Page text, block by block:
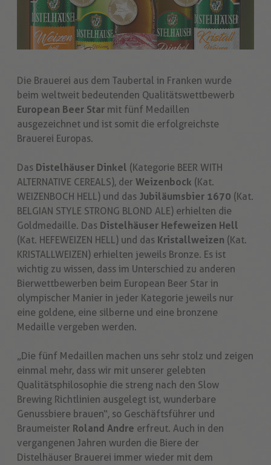
Die Brauerei aus dem Taubertal in Franken wurde
beim weltweit bedeutenden Qualitätswettbewerb
European Beer Star mit fünf Medaillen
ausgezeichnet und ist somit die erfolgreichste
Brauerei Europas.
Das Distelhäuser Dinkel (Kategorie BEER WITH
ALTERNATIVE CEREALS), der Weizenbock (Kat.
WEIZENBOCH HELL) und das Jubiläumsbier 1670 (Kat.
BELGIAN STYLE STRONG BLOND ALE) erhielten die
Goldmedaille. Das Distelhäuser Hefeweizen Hell
(Kat. HEFEWEIZEN HELL) und das Kristallweizen (Kat.
KRISTALLWEIZEN) erhielten jeweils Bronze. Es ist
wichtig zu wissen, dass im Unterschied zu anderen
Bierwettbewerben beim European Beer Star in
olympischer Manier in jeder Kategorie jeweils nur
eine goldene, eine silberne und eine bronzene
Medaille vergeben werden.
„Die fünf Medaillen machen uns sehr stolz und zeigen
einmal mehr, dass wir mit unserer gelebten
Qualitätsphilosophie die streng nach den Slow
Brewing Richtlinien ausgelegt ist, wunderbare
Genussbiere brauen“, so Geschäftsführer und
Braumeister Roland Andre erfreut. Auch in den
vergangenen Jahren wurden die Biere der
Distelhäuser Brauerei immer wieder mit dem